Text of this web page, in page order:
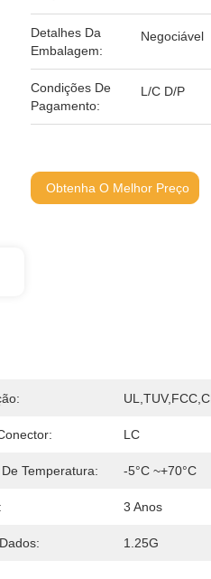
Detalhes Da
Embalagem:
Negociável
Condições De
Pagamento:
L/C D/P
Obtenha O Melhor Preço
LC
Temperatura: -5°C ~+70°C
3 Anos
1.25G